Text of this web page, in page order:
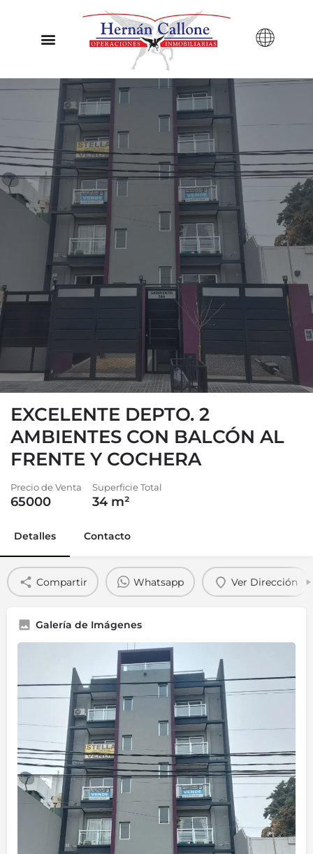
EXCELENTE DEPTO. 2
AMBIENTES CON BALCÓN AL
FRENTE Y COCHERA
Precio de Venta
65000
Superficie Total
34 m²
Detalles Contacto
Compartir Whatsapp Ver Dirección
Galería de Imágenes